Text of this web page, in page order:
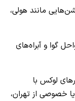
مانند هولی،
گوا و آبراه‌های
لوکس با
خصوصی از تهران،